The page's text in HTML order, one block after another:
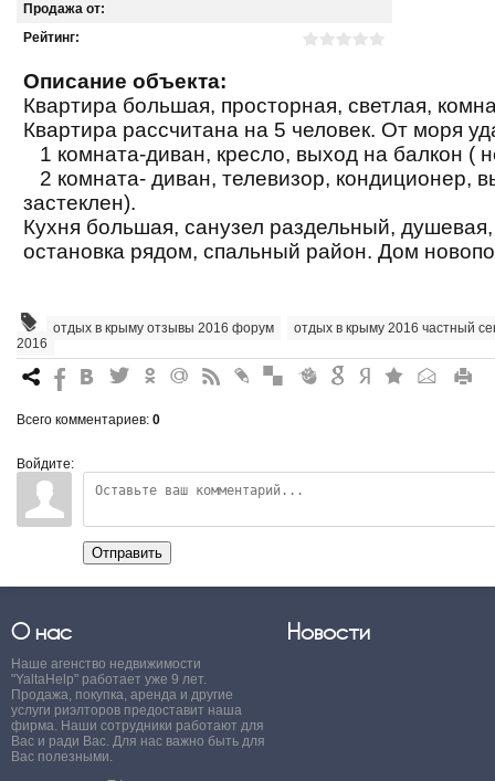
Продажа от:
Рейтинг:
Описание объекта:
Квартира большая, просторная, светлая,
Квартира рассчитана на 5 человек. От моря
1 комната-диван, кресло, выход на балкон (
2 комната- диван, телевизор, кондиционер,
застеклен).
Кухня большая, санузел раздельный,
остановка рядом, спальный район. Дом
отдых в крыму отзывы 2016 форум
отдых в крыму 2016 частный
2016
7 % 4 3 . + 0 * # " & 6 Q P R
Всего комментариев: 0
Войдите:
Отправить
О нас
Наше агенство недвижимости
"YaltaHelp" работает уже 9 лет.
Продажа, покупка, аренда и другие
услуги риэлторов предоставит наша
фирма. Наши сотрудники работают для
Вас и ради Вас. Для нас важно быть для
Вас полезными.
Новости